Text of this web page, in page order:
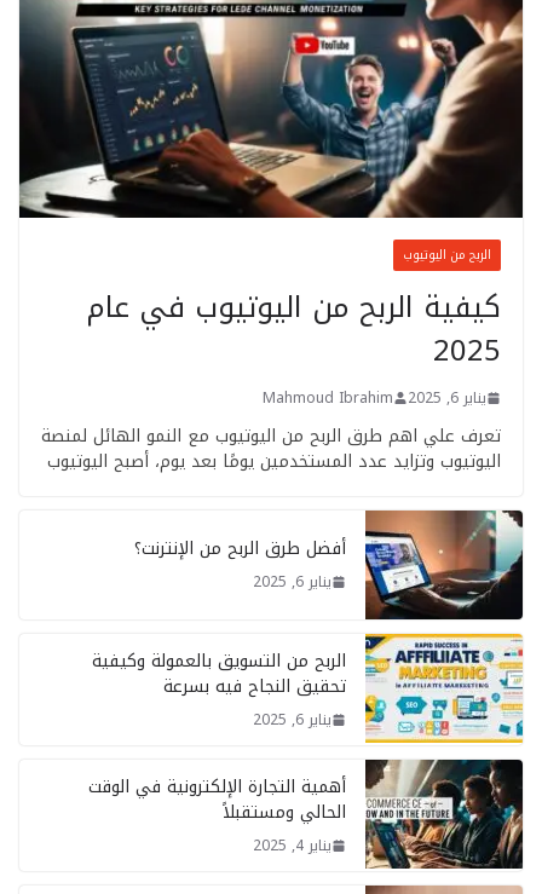
الربح من اليوتيوب
كيفية الربح من اليوتيوب في عام
2025
يناير 6, 2025 Mahmoud Ibrahim
تعرف علي اهم طرق الربح من اليوتيوب مع النمو الهائل لمنصة
اليوتيوب وتزايد عدد المستخدمين يومًا بعد يوم، أصبح اليوتيوب
أفضل طرق الربح من الإنترنت؟
يناير 6, 2025
الربح من التسويق بالعمولة وكيفية
تحقيق النجاح فيه بسرعة
يناير 6, 2025
أهمية التجارة الإلكترونية في الوقت
الحالي ومستقبلاً
يناير 4, 2025